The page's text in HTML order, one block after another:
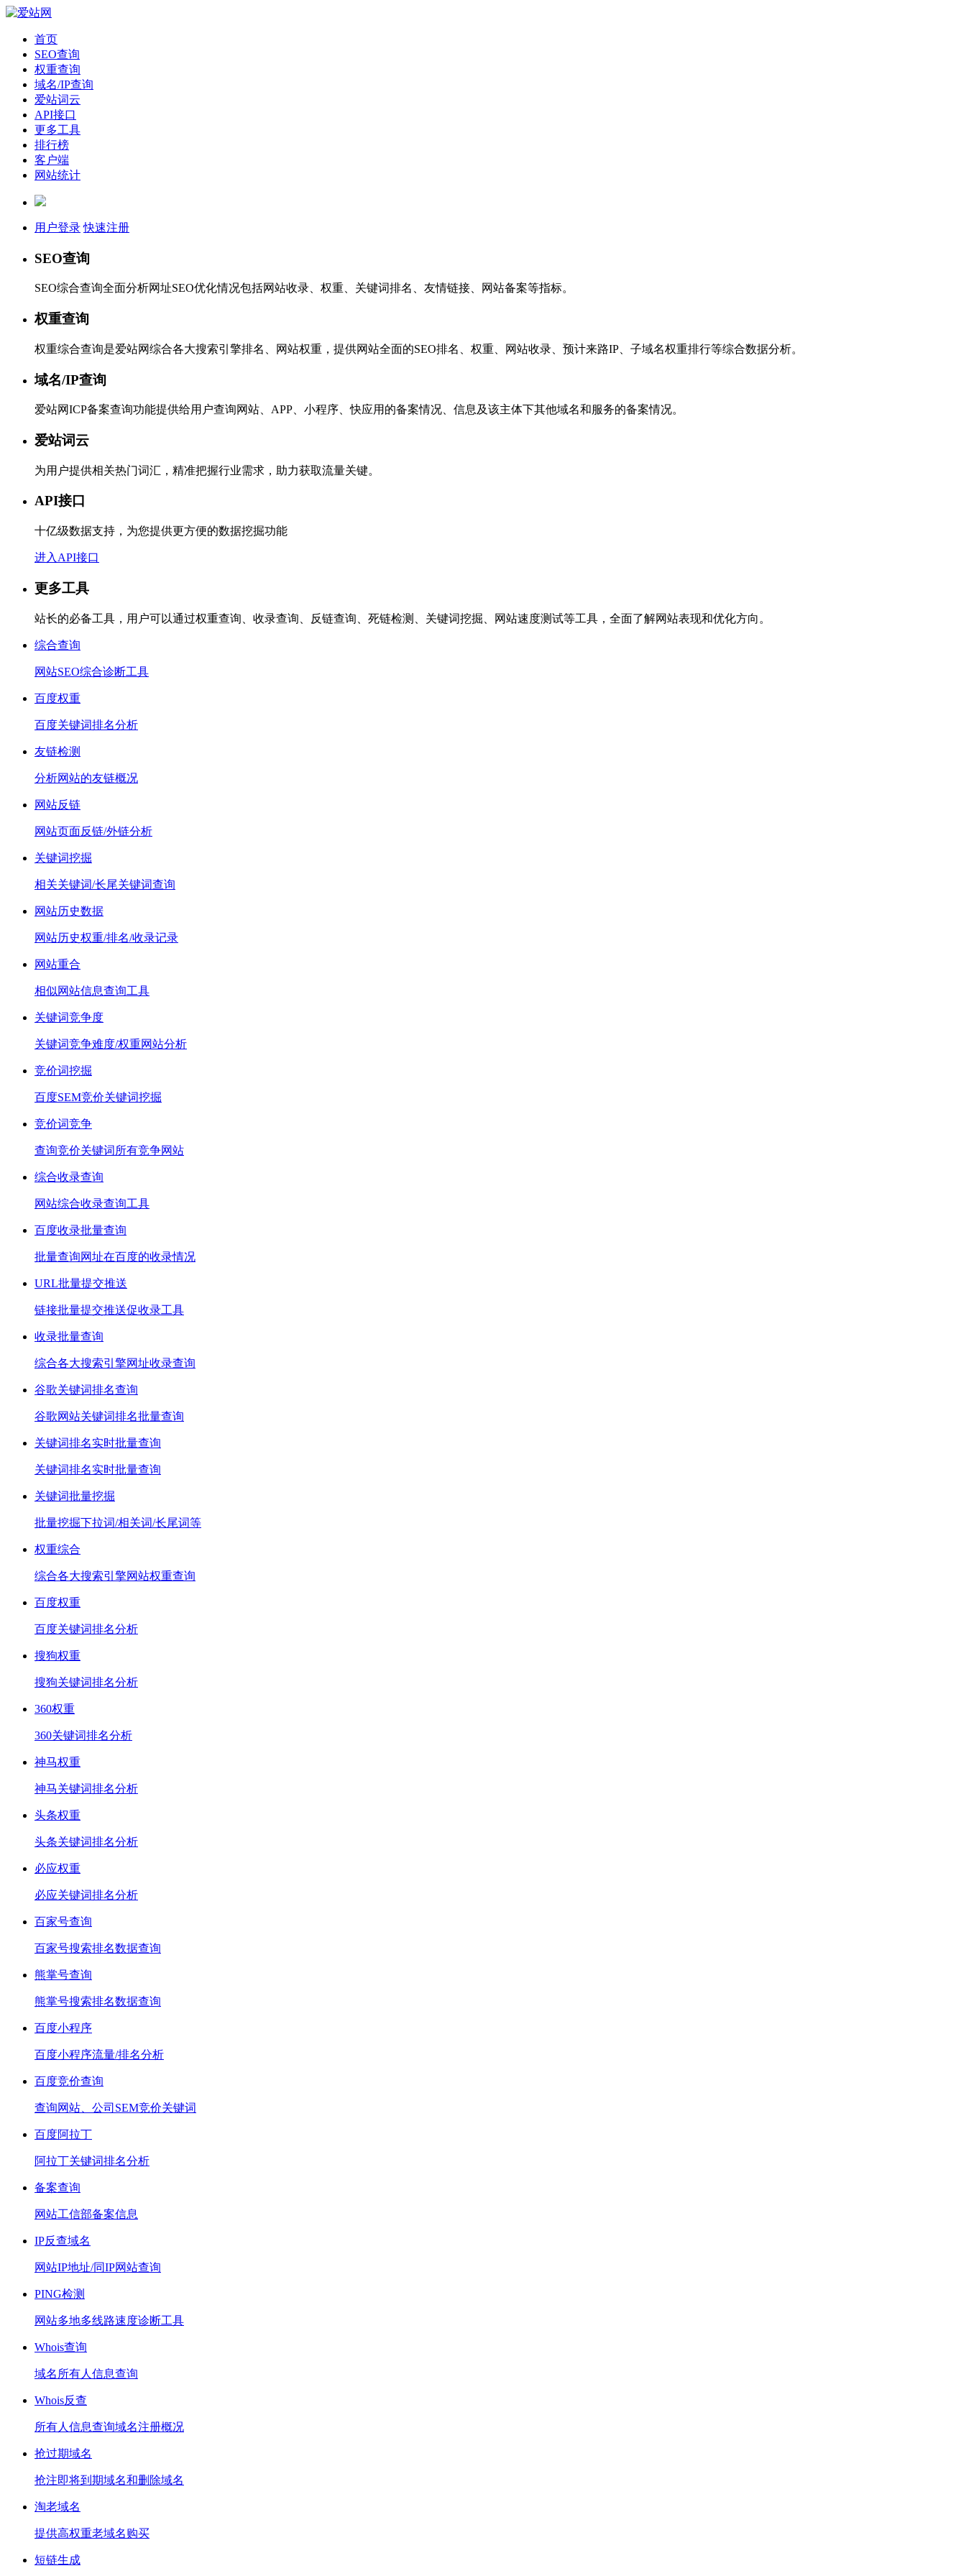
首页
SEO查询
权重查询
域名/IP查询
爱站词云
API接口
更多工具
排行榜
客户端
网站统计
用户登录 快速注册
SEO查询
SEO综合查询全面分析网址SEO优化情况包括网站收录、权重、关键词排名、友情链接、网站备案等指标。
权重查询
权重综合查询是爱站网综合各大搜索引擎排名、网站权重，提供网站全面的SEO排名、权重、网站收录、预计来路IP、子域名权重排行等综合数据分析。
域名/IP查询
爱站网ICP备案查询功能提供给用户查询网站、APP、小程序、快应用的备案情况、信息及该主体下其他域名和服务的备案情况。
爱站词云
为用户提供相关热门词汇，精准把握行业需求，助力获取流量关键。
API接口
十亿级数据支持，为您提供更方便的数据挖掘功能
进入API接口
更多工具
站长的必备工具，用户可以通过权重查询、收录查询、反链查询、死链检测、关键词挖掘、网站速度测试等工具，全面了解网站表现和优化方向。
综合查询
网站SEO综合诊断工具
百度权重
百度关键词排名分析
友链检测
分析网站的友链概况
网站反链
网站页面反链/外链分析
关键词挖掘
相关关键词/长尾关键词查询
网站历史数据
网站历史权重/排名/收录记录
网站重合
相似网站信息查询工具
关键词竞争度
关键词竞争难度/权重网站分析
竞价词挖掘
百度SEM竞价关键词挖掘
竞价词竞争
查询竞价关键词所有竞争网站
综合收录查询
网站综合收录查询工具
百度收录批量查询
批量查询网址在百度的收录情况
URL批量提交推送
链接批量提交推送促收录工具
收录批量查询
综合各大搜索引擎网址收录查询
谷歌关键词排名查询
谷歌网站关键词排名批量查询
关键词排名实时批量查询
关键词排名实时批量查询
关键词批量挖掘
批量挖掘下拉词/相关词/长尾词等
权重综合
综合各大搜索引擎网站权重查询
百度权重
百度关键词排名分析
搜狗权重
搜狗关键词排名分析
360权重
360关键词排名分析
神马权重
神马关键词排名分析
头条权重
头条关键词排名分析
必应权重
必应关键词排名分析
百家号查询
百家号搜索排名数据查询
熊掌号查询
熊掌号搜索排名数据查询
百度小程序
百度小程序流量/排名分析
百度竞价查询
查询网站、公司SEM竞价关键词
百度阿拉丁
阿拉丁关键词排名分析
备案查询
网站工信部备案信息
IP反查域名
网站IP地址/同IP网站查询
PING检测
网站多地多线路速度诊断工具
Whois查询
域名所有人信息查询
Whois反查
所有人信息查询域名注册概况
抢过期域名
抢注即将到期域名和删除域名
淘老域名
提供高权重老域名购买
短链生成